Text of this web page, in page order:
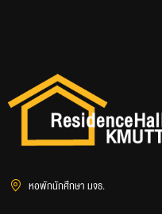
หอพักนักศึกษา มจธ.